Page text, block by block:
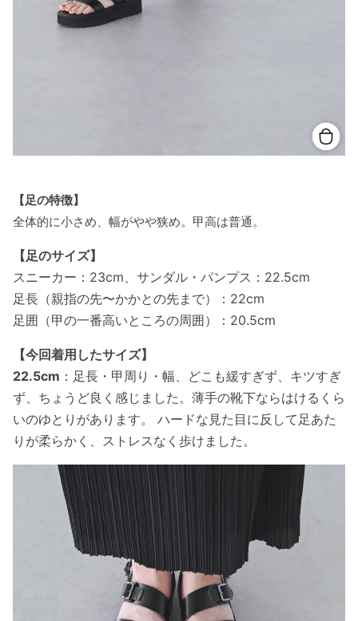
【足の特徴】
全体的に小さめ、幅がやや狭め。甲高は普通。
【足のサイズ】
スニーカー：23cm、サンダル・パンプス：22.5cm
足長（親指の先〜かかとの先まで）：22cm
足囲（甲の一番高いところの周囲）：20.5cm
【今回着用したサイズ】
22.5cm ：足長・甲周り・幅、どこも緩すぎず、キツすぎ
ず、ちょうど良く感じました。薄手の靴下ならはけるくら
いのゆとりがあります。 ハードな見た目に反して足あた
りが柔らかく、ストレスなく歩けました。